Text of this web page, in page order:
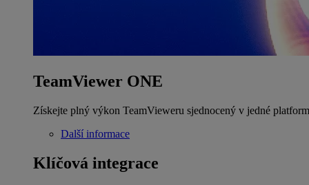
TeamViewer ONE
Získejte plný výkon TeamVieweru sjednocený v jedné
Další informace
Klíčová integrace